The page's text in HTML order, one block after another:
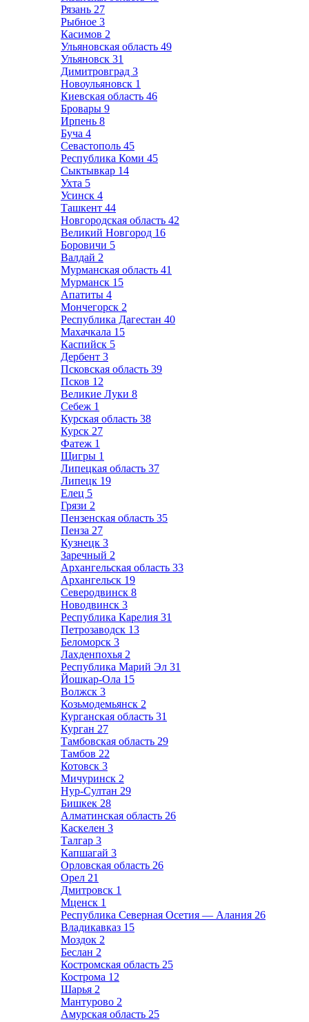
Рязань 27
Рыбное 3
Касимов 2
Ульяновская область 49
Ульяновск 31
Димитровград 3
Новоульяновск 1
Киевская область 46
Бровары 9
Ирпень 8
Буча 4
Севастополь 45
Республика Коми 45
Сыктывкар 14
Ухта 5
Усинск 4
Ташкент 44
Новгородская область 42
Великий Новгород 16
Боровичи 5
Валдай 2
Мурманская область 41
Мурманск 15
Апатиты 4
Мончегорск 2
Республика Дагестан 40
Махачкала 15
Каспийск 5
Дербент 3
Псковская область 39
Псков 12
Великие Луки 8
Себеж 1
Курская область 38
Курск 27
Фатеж 1
Щигры 1
Липецкая область 37
Липецк 19
Елец 5
Грязи 2
Пензенская область 35
Пенза 27
Кузнецк 3
Заречный 2
Архангельская область 33
Архангельск 19
Северодвинск 8
Новодвинск 3
Республика Карелия 31
Петрозаводск 13
Беломорск 3
Лахденпохья 2
Республика Марий Эл 31
Йошкар-Ола 15
Волжск 3
Козьмодемьянск 2
Курганская область 31
Курган 27
Тамбовская область 29
Тамбов 22
Котовск 3
Мичуринск 2
Нур-Султан 29
Бишкек 28
Алматинская область 26
Каскелен 3
Талгар 3
Капшагай 3
Орловская область 26
Орел 21
Дмитровск 1
Мценск 1
Республика Северная Осетия — Алания 26
Владикавказ 15
Моздок 2
Беслан 2
Костромская область 25
Кострома 12
Шарья 2
Мантурово 2
Амурская область 25